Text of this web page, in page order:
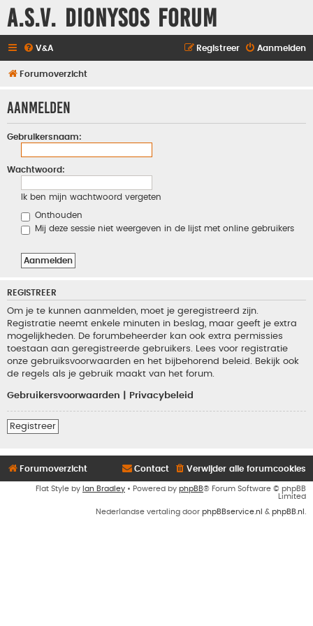
A.S.V. Dionysos Forum
V&A Aanmelden
Registreer
Forumoverzicht
Aanmelden
Gebruikersnaam:
Wachtwoord:
Ik ben mijn wachtwoord vergeten
Onthouden
Mij deze sessie niet weergeven in de lijst met online gebruikers
REGISTREER
Om je te kunnen aanmelden, moet je geregistreerd zijn.
Registratie neemt enkele minuten in beslag, maar geeft je extra
mogelijkheden. De forumbeheerder kan ook extra permissies
toestaan aan geregistreerde gebruikers. Lees voor registratie
onze gebruiksvoorwaarden en het bijbehorend beleid. Bekijk ook
de regels als je gebruik maakt van het forum.
Gebruikersvoorwaarden Privacybeleid
Registreer
Forumoverzicht Verwijder alle forumcookies
Contact
Flat Style by Ian Bradley • Powered by phpBB® Forum Software © phpBB
Limited
Nederlandse vertaling door phpBBservice.nl & phpBB.nl .